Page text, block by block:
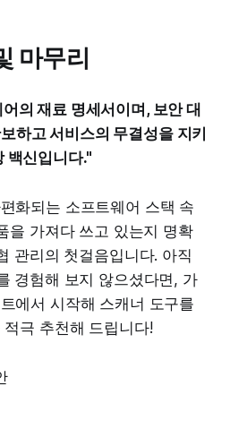
마무리
의 재료 명세서이며, 보안 대
하고 서비스의 무결성을 지키
백신입니다."
화되는 소프트웨어 스택 속
을 가져다 쓰고 있는지 명확
관리의 첫걸음입니다. 아직
경험해 보지 않으셨다면, 가
에서 시작해 스캐너 도구를
극 추천해 드립니다!